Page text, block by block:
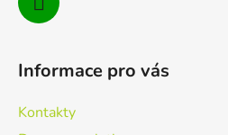
Informace pro vás
Kontakty